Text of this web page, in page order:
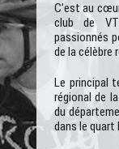
C’est au
club de
passionnés
de la célèbre
Le principal
régional de
du
dans le quart